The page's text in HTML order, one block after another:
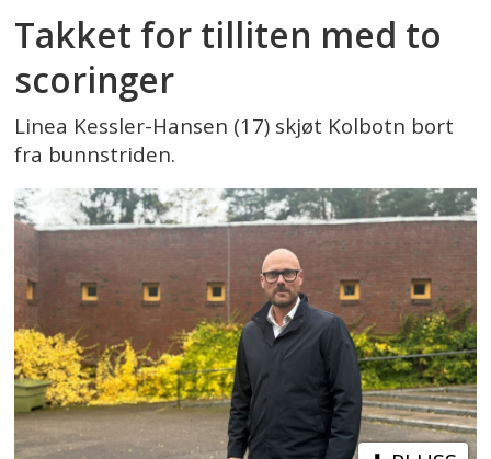
Takket for tilliten med to
scoringer
Linea Kessler-Hansen (17) skjøt Kolbotn bort
fra bunnstriden.